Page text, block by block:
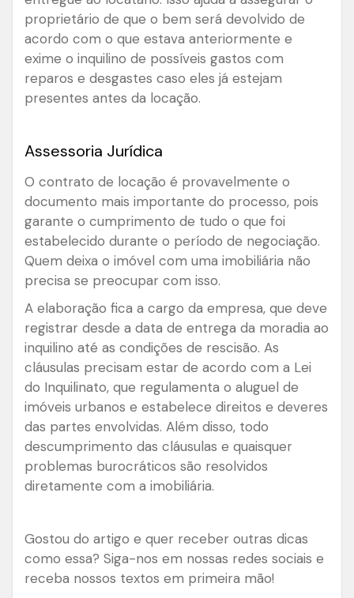
proprietário de que o bem será devolvido de
acordo com o que estava anteriormente e
exime o inquilino de possíveis gastos com
reparos e desgastes caso eles já estejam
presentes antes da locação.
Assessoria Jurídica
O contrato de locação é provavelmente o
documento mais importante do processo, pois
garante o cumprimento de tudo o que foi
estabelecido durante o período de negociação.
Quem deixa o imóvel com uma imobiliária não
precisa se preocupar com isso.
A elaboração fica a cargo da empresa, que deve
registrar desde a data de entrega da moradia ao
inquilino até as condições de rescisão. As
cláusulas precisam estar de acordo com a Lei
do Inquilinato, que regulamenta o aluguel de
imóveis urbanos e estabelece direitos e deveres
das partes envolvidas. Além disso, todo
descumprimento das cláusulas e quaisquer
problemas burocráticos são resolvidos
diretamente com a imobiliária.
Gostou do artigo e quer receber outras dicas
como essa? Siga-nos em nossas redes sociais e
receba nossos textos em primeira mão!